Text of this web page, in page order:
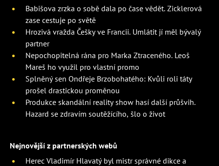
Babišova zrzka o sobě dala po čase vědět. Zicklerová
zase cestuje po světě
Hrozivá vražda Češky ve Francii. Umlátit jí měl bývalý
partner
Nepochopitelná rána pro Marka Ztraceného. Leoš
Mareš ho využil pro vlastní promo
Splněný sen Ondřeje Brzobohatého: Kvůli roli táty
prošel drastickou proměnou
Produkce skandální reality show hasí další průšvih.
Hazard se zdravím soutěžícího, šlo o život
Nejnovější z partnerských webů
Herec Vladimír Hlavatý byl mistr správné dikce a